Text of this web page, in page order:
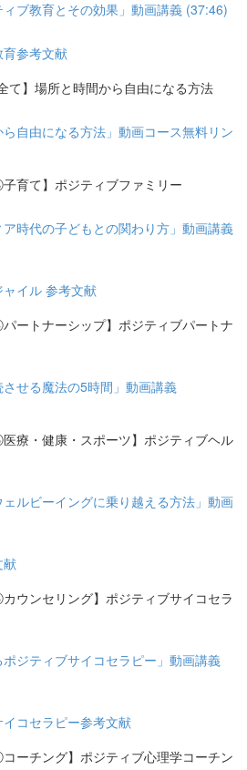
ィブ教育とその効果」動画講義 (37:46)
育参考文献
て】場所と時間から自由になる方法
ら自由になる方法」動画コース無料リン
育て】ポジティブファミリー
ア時代の子どもとの関わり方」動画講義
ャイル 参考文献
ートナーシップ】ポジティブパートナ
させる魔法の5時間」動画講義
療・健康・スポーツ】ポジティブヘル
ェルビーイングに乗り越える方法」動画
献
ウンセリング】ポジティブサイコセラ
ポジティブサイコセラピー」動画講義
イコセラピー参考文献
ーチング】ポジティブ心理学コーチン